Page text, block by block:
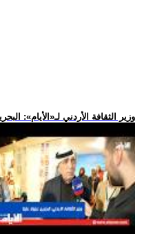
.. وزير الثقافة الأردني لـ«الأيام»: